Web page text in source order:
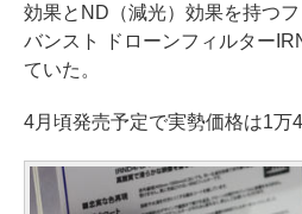
効果とND（減光）効果を持つ
バンスト ドローンフィルター
ていた。
4月頃発売予定で実勢価格は1万